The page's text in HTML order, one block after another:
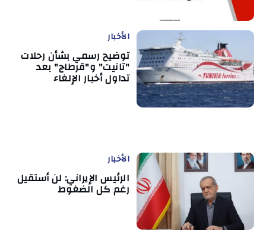
الأخبار
توضيح رسمي بشأن رحلات
"تانيت" و"قرطاج" بعد
تداول أخبار الإلغاء
الأخبار
الرئيس الإيراني: لن أستقيل
رغم كل الضغوط